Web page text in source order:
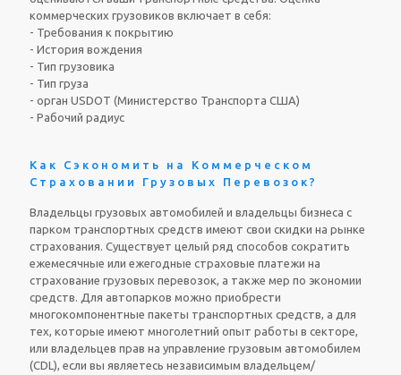
коммерческих грузовиков включает в себя:
- Требования к покрытию
- История вождения
- Тип грузовика
- Тип груза
- орган USDOT (Министерство Транспорта США)
- Рабочий радиус
Как Сэкономить на Коммерческом
Страховании Грузовых Перевозок?
Владельцы грузовых автомобилей и владельцы бизнеса с
парком транспортных средств имеют свои скидки на рынке
страхования. Существует целый ряд способов сократить
ежемесячные или ежегодные страховые платежи на
страхование грузовых перевозок, а также мер по экономии
средств. Для автопарков можно приобрести
многокомпонентные пакеты транспортных средств, а для
тех, которые имеют многолетний опыт работы в секторе,
или владельцев прав на управление грузовым автомобилем
(CDL), если вы являетесь независимым владельцем/